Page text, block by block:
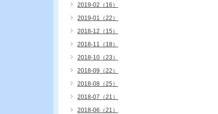
2019-02（16）
2019-01（22）
2018-12（15）
2018-11（18）
2018-10（23）
2018-09（22）
2018-08（25）
2018-07（21）
2018-06（21）